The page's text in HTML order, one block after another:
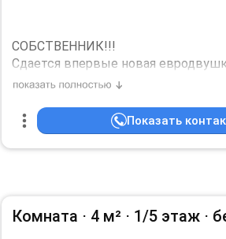
СОБСТВЕННИК!!!
Сдается впервые новая
Октябрьская 98. От метро
проживания. Встроенная техника,
бойлер, кондиционер в каждой
выходят на улицу
кинотеатры и всё необходимое для
Показать
Комната ⋅ 4 м² ⋅ 1/5 этаж ⋅